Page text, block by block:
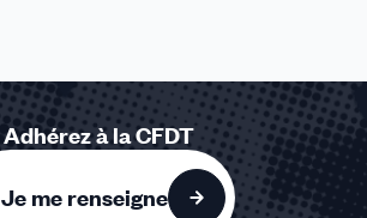
Adhérez à la CFDT
Je me renseigne